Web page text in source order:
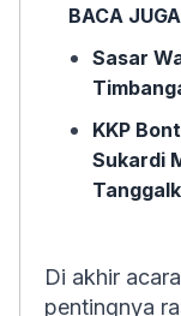
BACA JUGA
Sasar
KKP
Sukardi
Di akhir
pentingnya